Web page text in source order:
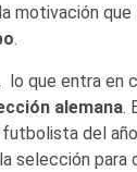
motivación
.
lo que entra en
alemana.
del
selección para